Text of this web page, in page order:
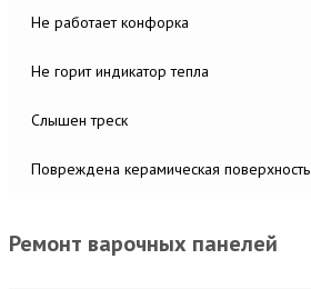
Не работает конфорка
Не горит индикатор тепла
Слышен треск
Повреждена керамическая поверхность
Ремонт варочных панелей